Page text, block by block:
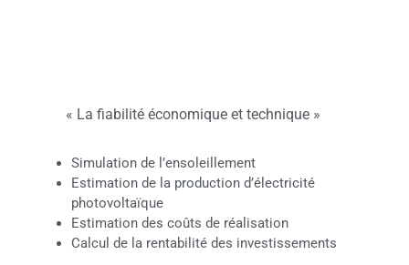
« La fiabilité économique et technique »
Simulation de l’ensoleillement
Estimation de la production d’électricité
photovoltaïque
Estimation des coûts de réalisation
Calcul de la rentabilité des investissements